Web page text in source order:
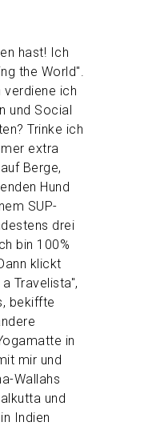
hast! Ich
the World".
verdiene ich
und Social
Trinke ich
extra
Berge,
Hund
SUP-
drei
bin 100%
klickt
Travelista",
bekiffte
in
mir und
Wallahs
und
Indien